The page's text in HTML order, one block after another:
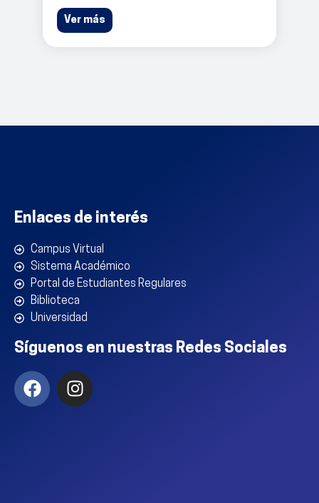
Ver más
Enlaces de interés
Campus Virtual
Sistema Académico
Portal de Estudiantes Regulares
Biblioteca
Universidad
Síguenos en nuestras Redes Sociales